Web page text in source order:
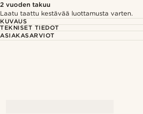
2 vuoden takuu
Laatu taattu kestävää luottamusta varten.
KUVAUS
TEKNISET TIEDOT
ASIAKASARVIOT